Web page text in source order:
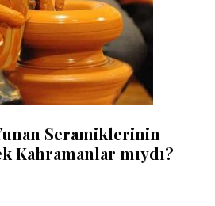
Seramiklerinin
Kahramanlar mıydı?